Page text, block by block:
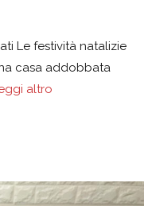
Le festività natalizie
casa addobbata
altro